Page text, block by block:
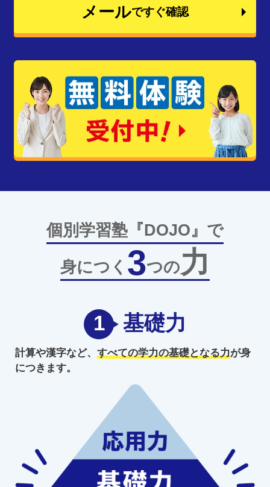
メールですぐ確認
個別学習塾『DOJO』で
身につく 3つの力
1 基礎力
計算や漢字など、 すべての学力の基礎となる力が身
につきます。